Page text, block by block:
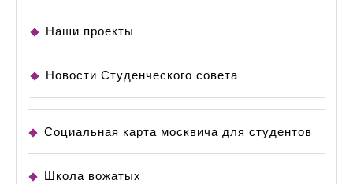
Наши проекты
Новости Студенческого совета
Социальная карта москвича для студентов
Школа вожатых